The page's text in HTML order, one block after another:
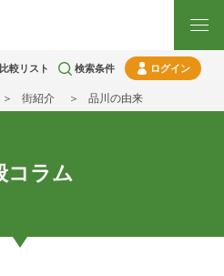
比較リスト 検索条件 ログイン
街紹介 品川の由来
コラム